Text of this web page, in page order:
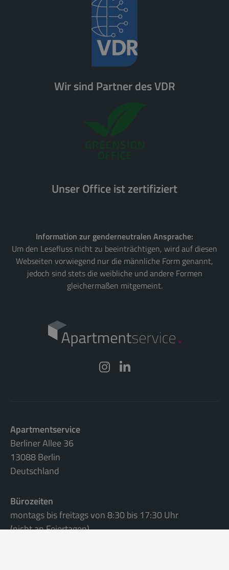
Wir sind Partner des VDR
Unser Office ist zertifiziert
Information zur genderneutralen Ansprache:
Um den Lesefluss nicht zu beeinträchtigen, wird auf diesen
Webseiten vorwiegend nur die männliche Form genannt,
jedoch sind stets die weibliche und andere Formen
gleichermaßen mitgemeint.
Apartmentservice
Berliner Allee 36
13088 Berlin
Deutschland
Bürozeiten
montags bis freitags von 8:30 bis 17:30 Uhr
(nicht an Feiertagen)